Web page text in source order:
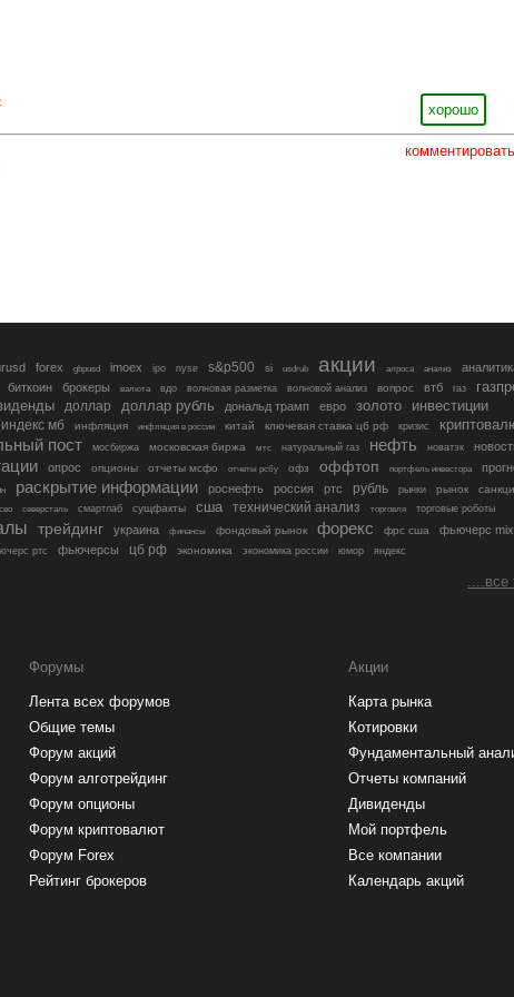
хорошо
комментировать
forex gbpusd imoex ipo nyse s&p500 si usdrub акции алроса анализ
биткоин брокеры валюта вдо волновая разметка волновой анализ вопрос втб газ
доллар доллар рубль дональд трамп евро золото инвестиции
индекс мб инфляция инфляция в россии китай ключевая ставка цб рф кризис
пост мосбиржа московская биржа мтс натуральный газ нефть новатэк
опрос опционы отчеты мсфо отчеты рсбу офз оффтоп портфель инвестора
раскрытие информации роснефть россия ртс рубль рынки рынок
сво северсталь смартлаб сущфакты сша технический анализ торговля торговые роботы
трейдинг украина финансы фондовый рынок форекс фрс сша фьючерс mix
ртс фьючерсы цб рф экономика экономика россии юмор яндекс
....все
Форумы
Лента всех форумов
Общие темы
Форум акций
Форум алготрейдинг
Форум опционы
Форум криптовалют
Форум Forex
Рейтинг брокеров
Акции
Карта рынка
Котировки
Фундаментальный
Отчеты компаний
Дивиденды
Мой портфель
Все компании
Календарь акций